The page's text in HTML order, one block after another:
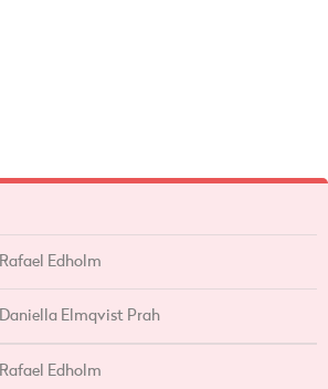
Rafael Edholm
Daniella Elmqvist Prah
Rafael Edholm